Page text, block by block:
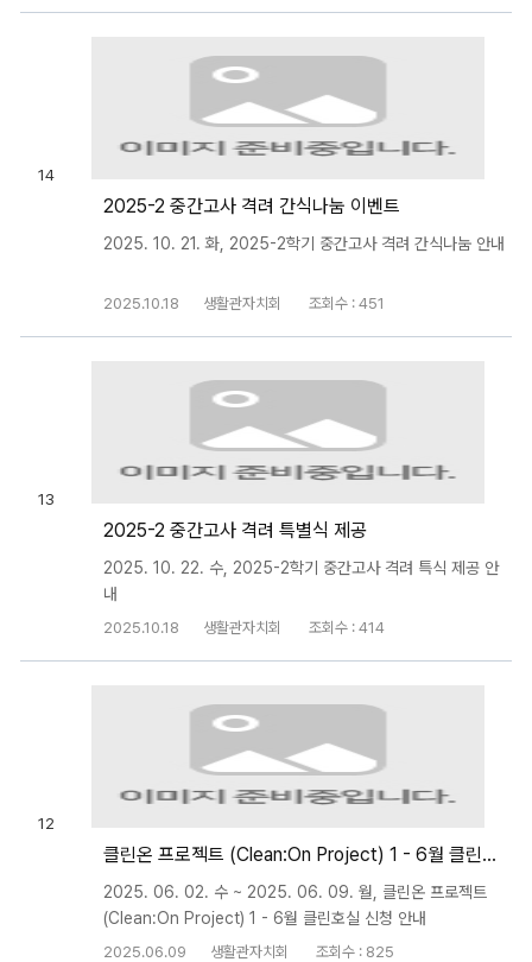
14
2025-2 중간고사 격려 간식나눔 이벤트
2025. 10. 21. 화, 2025-2학기 중간고사 격려 간식나눔 안내
2025.10.18 생활관자치회 조회수 : 451
13
2025-2 중간고사 격려 특별식 제공
2025. 10. 22. 수, 2025-2학기 중간고사 격려 특식 제공 안
내
2025.10.18 생활관자치회 조회수 : 414
12
클린온 프로젝트 (Clean:On Project) 1 - 6월 클린호실 신청 안내
2025. 06. 02. 수 ~ 2025. 06. 09. 월, 클린온 프로젝트
(Clean:On Project) 1 - 6월 클린호실 신청 안내
2025.06.09 생활관자치회 조회수 : 825